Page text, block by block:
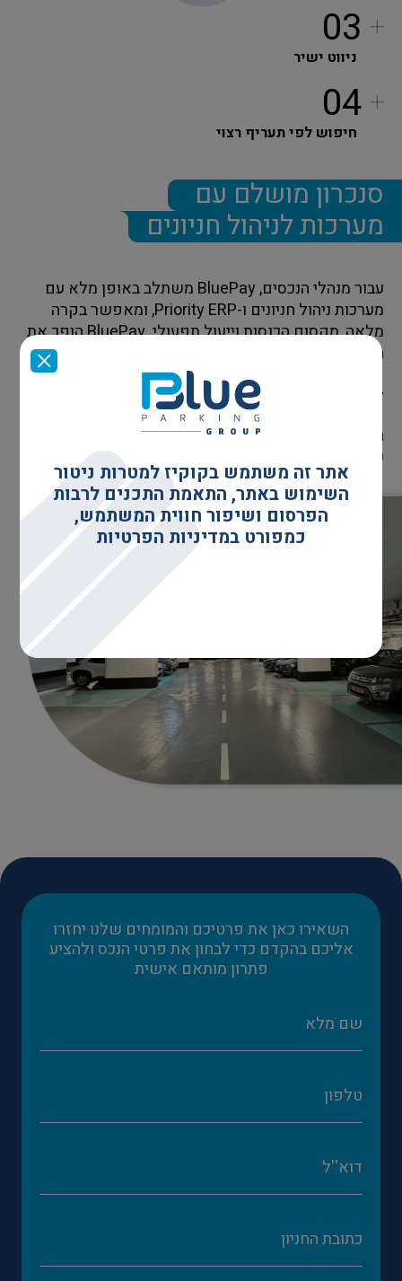
03
ניווט ישיר
04
חיפוש לפי תעריף רצוי
סנכרון מושלם עם
מערכות לניהול חניונים
עבור מנהלי הנכסים, BluePay משתלב באופן מלא עם
מערכות ניהול חניונים ו-Priority ERP, ומאפשר בקרה
מלאה, מקסום הכנסות וייעול תפעולי. BluePay הופך את
החניה משירות בסיסי לדיגיטלי מותאם אישית, נוח וחסכוני
– חוויית משתמש מנצחת שמחברת בין טכנולוגיה חכמה
לעולם הפיזי.
הצטרפו עוד היום לשירות BluePay, והעניקו ללקוחות
שלכם חווית משתמש חדשנית, נעימה, מהירה ונוחה
השאירו כאן את פרטיכם והמומחים שלנו יחזרו
אליכם בהקדם כדי לבחון את פרטי הנכס ולהציע
פתרון מותאם אישית
אתר זה משתמש בקוקיז למטרות ניטור
השימוש באתר, התאמת התכנים לרבות
הפרסום ושיפור חווית המשתמש,
כמפורט במדיניות הפרטיות